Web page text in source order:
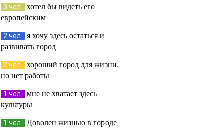
3 чел.
хотел бы видеть его
европейским
2 чел.
я хочу здесь остаться и
развивать город
2 чел.
хороший город для жизни,
но нет работы
1 чел.
мне не хватает здесь
культуры
1 чел. Доволен жизнью в городе